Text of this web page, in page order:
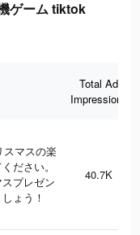
ゲーム tiktok
Total Ad
Impressions
スマスの楽
ださい。
プレゼン
ょう！
40.7K